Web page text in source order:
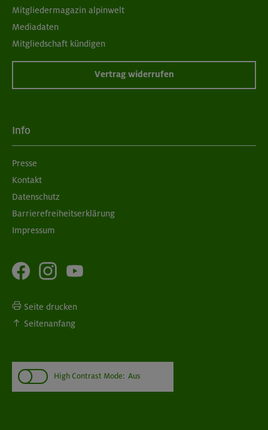
Mitgliedermagazin alpinwelt
Mediadaten
Mitgliedschaft kündigen
Vertrag widerrufen
Info
Presse
Kontakt
Datenschutz
Barrierefreiheitserklärung
Impressum
Seite drucken
Seitenanfang
High Contrast Mode: Aus